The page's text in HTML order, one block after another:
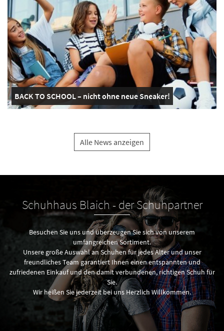
BACK TO SCHOOL – nicht ohne neue Sneaker!
Alle News anzeigen
Schuhhaus Blaich - der Schuhpartner
Besuchen Sie uns und überzeugen Sie sich von unserem
umfangreichen Sortiment.
Unsere große Auswahl an Schuhen für jedes Alter und unser
freundliches Team garantiert Ihnen einen entspannten und
zufriedenen Einkauf und den damit verbundenen, richtigen Schuh für
Sie.
Wir heißen Sie jederzeit bei uns Herzlich Willkommen.